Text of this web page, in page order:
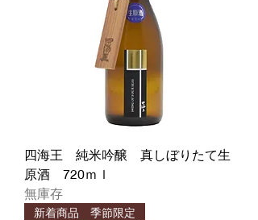
四海王 純米吟醸 真しぼりたて生
原酒 720ｍｌ
無庫存
新着商品 季節限定